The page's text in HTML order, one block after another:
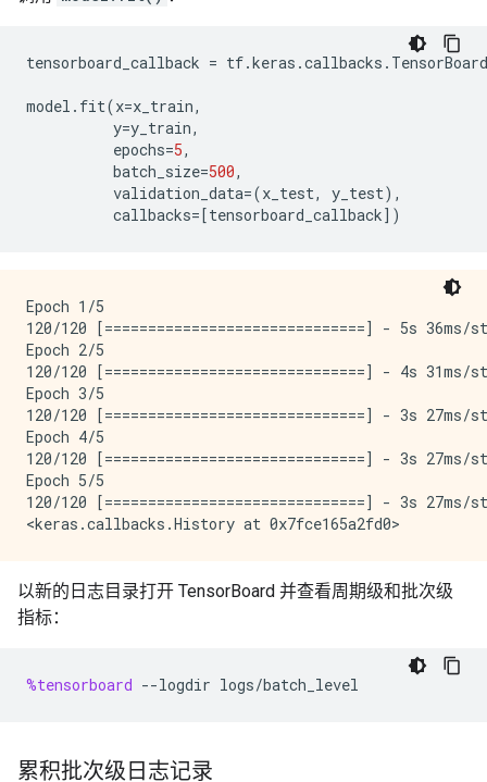
tensorboard_callback = tf.keras .callbacks . TensorBoard
model . fit(x=x_train,
y=y_train,
epochs=5,
batch_size=500,
validation_data=(x_test, y_test),
callbacks=[tensorboard_callback] )
Epoch 1/5
120/120 [==============================] - 5s
Epoch 2/5
120/120 [==============================] - 4s
Epoch 3/5
120/120 [==============================] - 3s
Epoch 4/5
120/120 [==============================] - 3s
Epoch 5/5
120/120 [==============================] - 3s
以新的日志目录打开 TensorBoard 并查看周期级和批次级
指标：
%tensorboard --logdir logs/batch_level
累积批次级日志记录